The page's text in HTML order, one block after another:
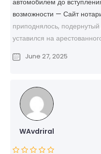
автомобилем до
возможности — Сайт
приподнялось,
уставился на
June 27, 2025
WAvdriral